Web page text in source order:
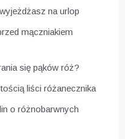
na urlop
mączniakiem
się pąków róż?
liści różanecznika
o różnobarwnych